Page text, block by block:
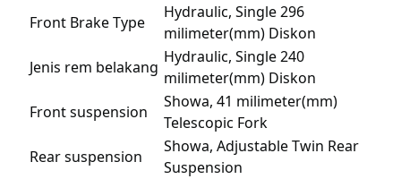
Front Brake Type
Hydraulic, Single 296
milimeter(mm) Diskon
Jenis rem belakang
Hydraulic, Single 240
milimeter(mm) Diskon
Front suspension
Showa, 41 milimeter(mm)
Telescopic Fork
Rear suspension
Showa, Adjustable Twin Rear
Suspension